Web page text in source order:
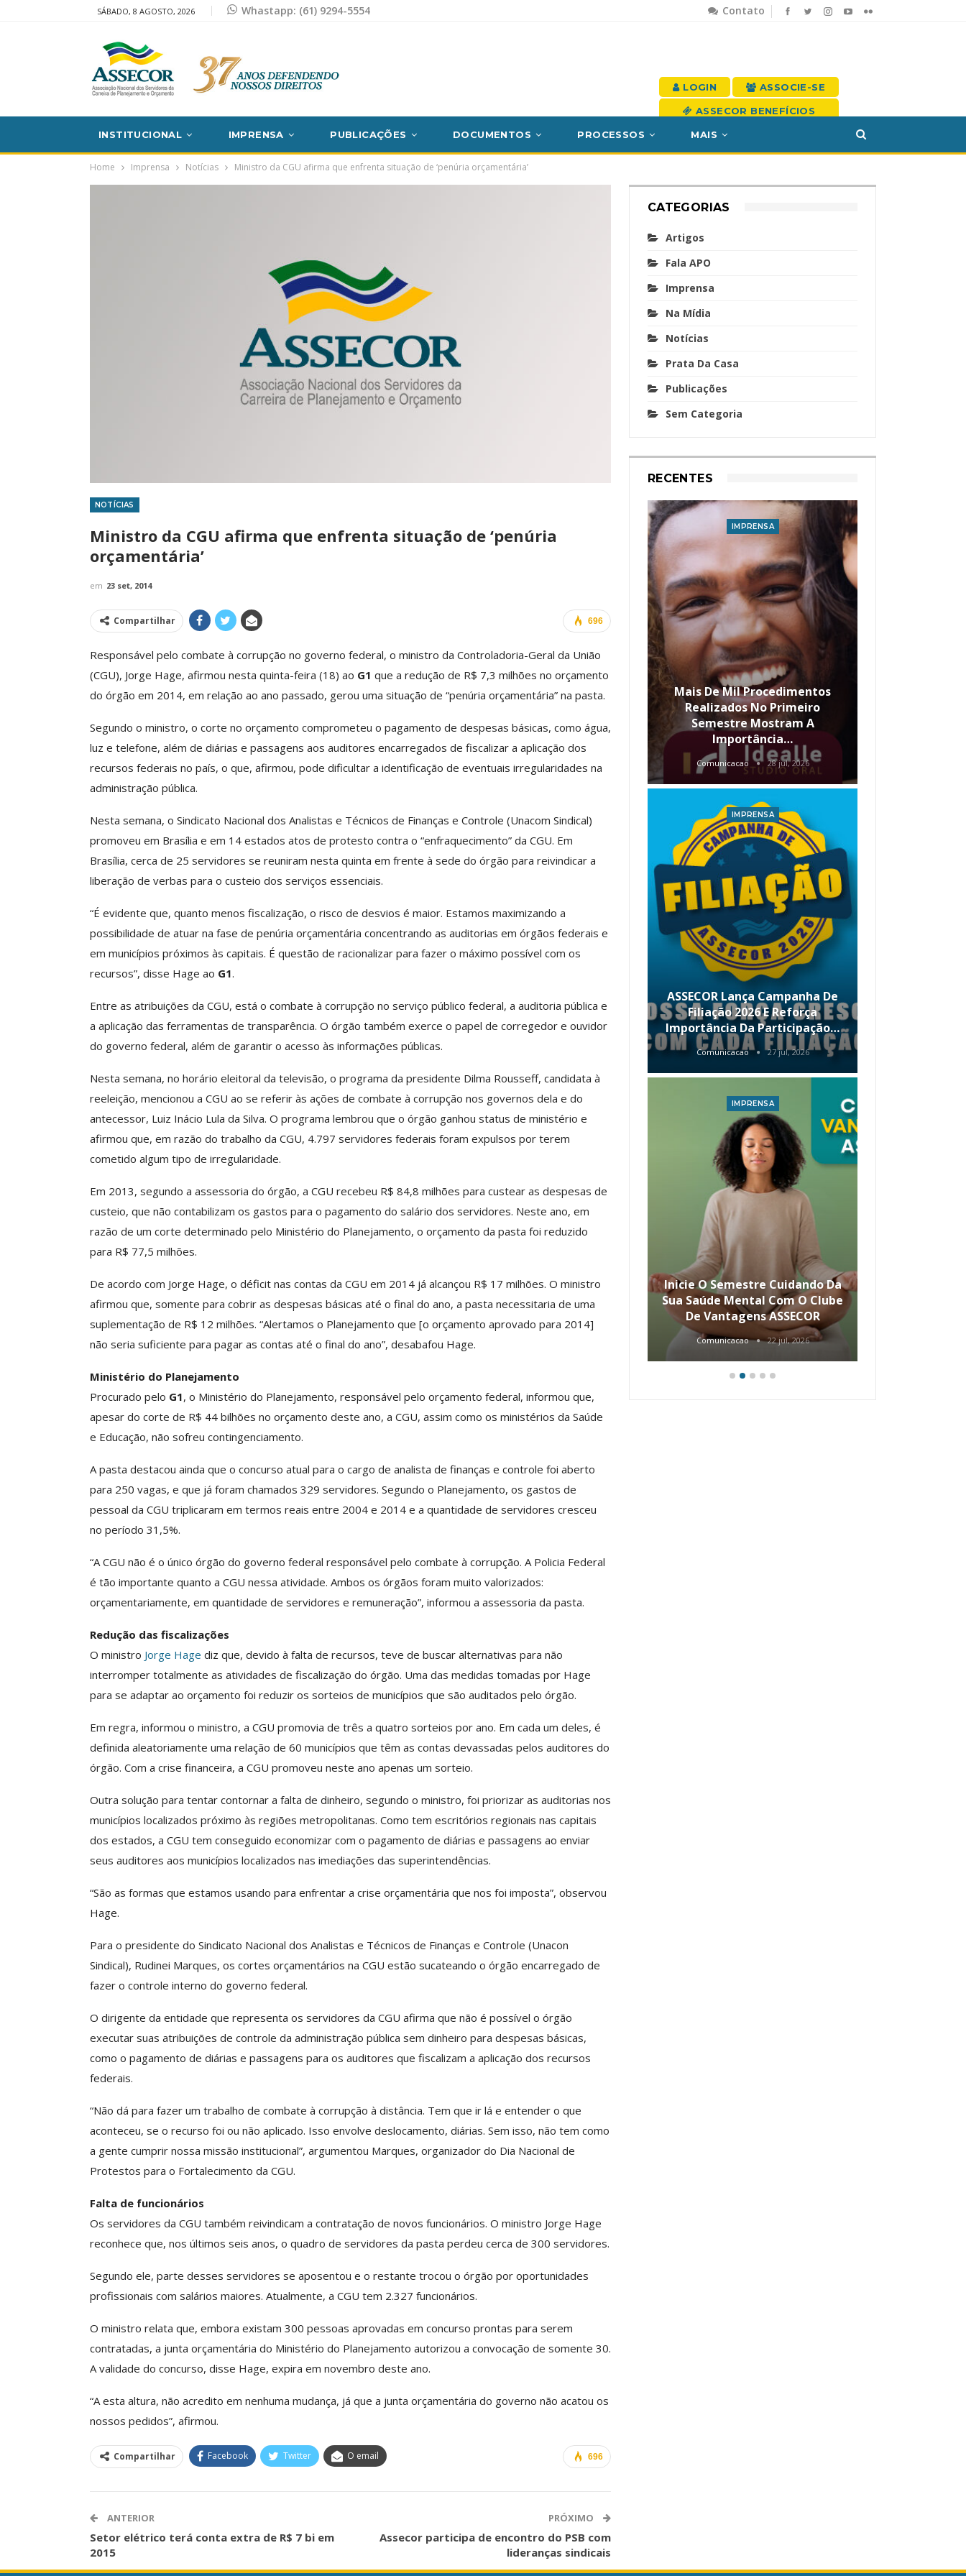
Contato
SÁBADO, 8 AGOSTO, 2026 Whastapp: (61) 9294-5554
LOGIN ASSOCIE-SE
ASSECOR BENEFÍCIOS
INSTITUCIONAL IMPRENSA PUBLICAÇÕES DOCUMENTOS PROCESSOS MAIS
Home Imprensa Notícias Ministro da CGU afirma que enfrenta situação de ‘penúria orçamentária’
NOTÍCIAS
Ministro da CGU afirma que enfrenta situação de ‘penúria
orçamentária’
em 23 set, 2014
696
Compartilhar
Responsável pelo combate à corrupção no governo federal, o ministro da Controladoria-Geral da União
(CGU), Jorge Hage, afirmou nesta quinta-feira (18) ao G1 que a redução de R$ 7,3 milhões no orçamento
do órgão em 2014, em relação ao ano passado, gerou uma situação de “penúria orçamentária” na pasta.
Segundo o ministro, o corte no orçamento comprometeu o pagamento de despesas básicas, como água,
luz e telefone, além de diárias e passagens aos auditores encarregados de fiscalizar a aplicação dos
recursos federais no país, o que, afirmou, pode dificultar a identificação de eventuais irregularidades na
administração pública.
Nesta semana, o Sindicato Nacional dos Analistas e Técnicos de Finanças e Controle (Unacom Sindical)
promoveu em Brasília e em 14 estados atos de protesto contra o “enfraquecimento” da CGU. Em
Brasília, cerca de 25 servidores se reuniram nesta quinta em frente à sede do órgão para reivindicar a
liberação de verbas para o custeio dos serviços essenciais.
“É evidente que, quanto menos fiscalização, o risco de desvios é maior. Estamos maximizando a
possibilidade de atuar na fase de penúria orçamentária concentrando as auditorias em órgãos federais e
em municípios próximos às capitais. É questão de racionalizar para fazer o máximo possível com os
recursos”, disse Hage ao G1.
Entre as atribuições da CGU, está o combate à corrupção no serviço público federal, a auditoria pública e
a aplicação das ferramentas de transparência. O órgão também exerce o papel de corregedor e ouvidor
do governo federal, além de garantir o acesso às informações públicas.
Nesta semana, no horário eleitoral da televisão, o programa da presidente Dilma Rousseff, candidata à
reeleição, mencionou a CGU ao se referir às ações de combate à corrupção nos governos dela e do
antecessor, Luiz Inácio Lula da Silva. O programa lembrou que o órgão ganhou status de ministério e
afirmou que, em razão do trabalho da CGU, 4.797 servidores federais foram expulsos por terem
cometido algum tipo de irregularidade.
Em 2013, segundo a assessoria do órgão, a CGU recebeu R$ 84,8 milhões para custear as despesas de
custeio, que não contabilizam os gastos para o pagamento do salário dos servidores. Neste ano, em
razão de um corte determinado pelo Ministério do Planejamento, o orçamento da pasta foi reduzido
para R$ 77,5 milhões.
De acordo com Jorge Hage, o déficit nas contas da CGU em 2014 já alcançou R$ 17 milhões. O ministro
afirmou que, somente para cobrir as despesas básicas até o final do ano, a pasta necessitaria de uma
suplementação de R$ 12 milhões. “Alertamos o Planejamento que [o orçamento aprovado para 2014]
não seria suficiente para pagar as contas até o final do ano”, desabafou Hage.
Ministério do Planejamento
Procurado pelo G1, o Ministério do Planejamento, responsável pelo orçamento federal, informou que,
apesar do corte de R$ 44 bilhões no orçamento deste ano, a CGU, assim como os ministérios da Saúde
e Educação, não sofreu contingenciamento.
A pasta destacou ainda que o concurso atual para o cargo de analista de finanças e controle foi aberto
para 250 vagas, e que já foram chamados 329 servidores. Segundo o Planejamento, os gastos de
pessoal da CGU triplicaram em termos reais entre 2004 e 2014 e a quantidade de servidores cresceu
no período 31,5%.
“A CGU não é o único órgão do governo federal responsável pelo combate à corrupção. A Policia Federal
é tão importante quanto a CGU nessa atividade. Ambos os órgãos foram muito valorizados:
orçamentariamente, em quantidade de servidores e remuneração”, informou a assessoria da pasta.
Redução das fiscalizações
O ministro Jorge Hage diz que, devido à falta de recursos, teve de buscar alternativas para não
interromper totalmente as atividades de fiscalização do órgão. Uma das medidas tomadas por Hage
para se adaptar ao orçamento foi reduzir os sorteios de municípios que são auditados pelo órgão.
Em regra, informou o ministro, a CGU promovia de três a quatro sorteios por ano. Em cada um deles, é
definida aleatoriamente uma relação de 60 municípios que têm as contas devassadas pelos auditores do
órgão. Com a crise financeira, a CGU promoveu neste ano apenas um sorteio.
Outra solução para tentar contornar a falta de dinheiro, segundo o ministro, foi priorizar as auditorias nos
municípios localizados próximo às regiões metropolitanas. Como tem escritórios regionais nas capitais
dos estados, a CGU tem conseguido economizar com o pagamento de diárias e passagens ao enviar
seus auditores aos municípios localizados nas imediações das superintendências.
“São as formas que estamos usando para enfrentar a crise orçamentária que nos foi imposta”, observou
Hage.
Para o presidente do Sindicato Nacional dos Analistas e Técnicos de Finanças e Controle (Unacon
Sindical), Rudinei Marques, os cortes orçamentários na CGU estão sucateando o órgão encarregado de
fazer o controle interno do governo federal.
O dirigente da entidade que representa os servidores da CGU afirma que não é possível o órgão
executar suas atribuições de controle da administração pública sem dinheiro para despesas básicas,
como o pagamento de diárias e passagens para os auditores que fiscalizam a aplicação dos recursos
federais.
“Não dá para fazer um trabalho de combate à corrupção à distância. Tem que ir lá e entender o que
aconteceu, se o recurso foi ou não aplicado. Isso envolve deslocamento, diárias. Sem isso, não tem como
a gente cumprir nossa missão institucional”, argumentou Marques, organizador do Dia Nacional de
Protestos para o Fortalecimento da CGU.
Falta de funcionários
Os servidores da CGU também reivindicam a contratação de novos funcionários. O ministro Jorge Hage
reconhece que, nos últimos seis anos, o quadro de servidores da pasta perdeu cerca de 300 servidores.
Segundo ele, parte desses servidores se aposentou e o restante trocou o órgão por oportunidades
profissionais com salários maiores. Atualmente, a CGU tem 2.327 funcionários.
O ministro relata que, embora existam 300 pessoas aprovadas em concurso prontas para serem
contratadas, a junta orçamentária do Ministério do Planejamento autorizou a convocação de somente 30.
A validade do concurso, disse Hage, expira em novembro deste ano.
“A esta altura, não acredito em nenhuma mudança, já que a junta orçamentária do governo não acatou os
nossos pedidos”, afirmou.
696
Compartilhar Facebook Twitter O email
ANTERIOR
Setor elétrico terá conta extra de R$ 7 bi em
2015
PRÓXIMO
Assecor participa de encontro do PSB com
lideranças sindicais
CATEGORIAS
Artigos
Fala APO
Imprensa
Na Mídia
Notícias
Prata Da Casa
Publicações
Sem Categoria
RECENTES
ASSECOR Promove Palestra
“Como Criar Múltiplas Fontes
De Renda Sem…
Comunicacao 30 jun, 2026
IMPRENSA
Reúne Dezenas De Escolas De
Idiomas Com Condições…
Comunicacao 29 jun, 2026
IMPRENSA
Da Mesa Nacional De
Negociação Permanente E
Reforça…
Comunicacao 26 jun, 2026
ASSECOR Promove Oficina De
Pintura Em Taça Para
Comunicacao 7 ago, 2026
Participa De Debate Sobre A
Unificação Das Carreiras Do…
IMPRENSA
Categoria Unida Em Torno Dos
Valores Fundantes Da Ação
Comunicacao
IMPRENSA
Mais De Mil Procedimentos
Realizados No Primeiro
Semestre Mostram A
Importância…
Comunicacao 28 jul, 2026
IMPRENSA
ASSECOR Lança Campanha De
Filiação 2026 E Reforça
Importância Da Participação…
Comunicacao 27 jul, 2026
IMPRENSA
Inicie O Semestre Cuidando Da
Sua Saúde Mental Com O Clube
De Vantagens ASSECOR
Comunicacao 22 jul, 2026